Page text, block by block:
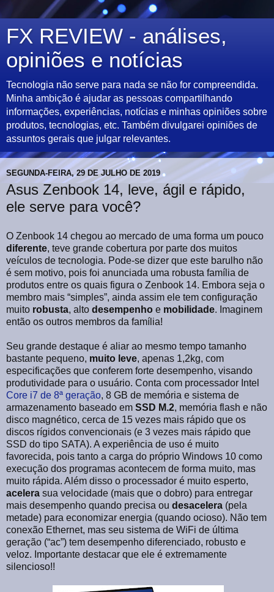
FX REVIEW - análises,
opiniões e notícias
Tecnologia não serve para nada se não for compreendida.
Minha ambição é ajudar as pessoas compartilhando
informações, experiências, notícias e minhas opiniões sobre
produtos, tecnologias, etc. Também divulgarei opiniões de
assuntos gerais que julgar relevantes.
SEGUNDA-FEIRA, 29 DE JULHO DE 2019
Asus Zenbook 14, leve, ágil e rápido,
ele serve para você?
O Zenbook 14 chegou ao mercado de uma forma um pouco
diferente, teve grande cobertura por parte dos muitos
veículos de tecnologia. Pode-se dizer que este barulho não
é sem motivo, pois foi anunciada uma robusta família de
produtos entre os quais figura o Zenbook 14. Embora seja o
membro mais “simples”, ainda assim ele tem configuração
muito robusta, alto desempenho e mobilidade. Imaginem
então os outros membros da família!
Seu grande destaque é aliar ao mesmo tempo tamanho
bastante pequeno, muito leve, apenas 1,2kg, com
especificações que conferem forte desempenho, visando
produtividade para o usuário. Conta com processador Intel
Core i7 de 8ª geração, 8 GB de memória e sistema de
armazenamento baseado em SSD M.2, memória flash e não
disco magnético, cerca de 15 vezes mais rápido que os
discos rígidos convencionais (e 3 vezes mais rápido que
SSD do tipo SATA). A experiência de uso é muito
favorecida, pois tanto a carga do próprio Windows 10 como
execução dos programas acontecem de forma muito, mas
muito rápida. Além disso o processador é muito esperto,
acelera sua velocidade (mais que o dobro) para entregar
mais desempenho quando precisa ou desacelera (pela
metade) para economizar energia (quando ocioso). Não tem
conexão Ethernet, mas seu sistema de WiFi de última
geração (“ac”) tem desempenho diferenciado, robusto e
veloz. Importante destacar que ele é extremamente
silencioso!!